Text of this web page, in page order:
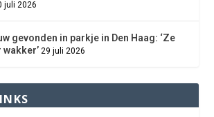
juli 2026
gevonden in parkje in Den Haag: ‘Ze
29 juli 2026